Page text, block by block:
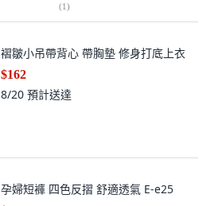
(1)
褶皺小吊帶背心 帶胸墊 修身打底上衣
$162
8/20 預計送達
孕婦短褲 四色反摺 舒適透氣 E-e25